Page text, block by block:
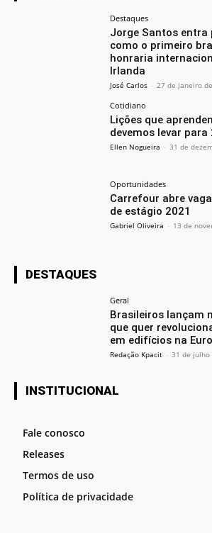
Destaques
Jorge Santos entra
como o primeiro
honraria
Irlanda
José Carlos - 27 de janeiro
Cotidiano
Lições que
devemos levar para
Ellen Nogueira - 31 de
Oportunidades
Carrefour abre
de estágio 2021
Gabriel Oliveira - 13 de
DESTAQUES
Geral
Brasileiros lançam
que quer
em edifícios na
Redação Kpacit - 31 de julho
INSTITUCIONAL
Fale conosco
Releases
Termos de uso
Política de privacidade